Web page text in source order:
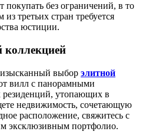
без ограничений, в то
третьих стран требуется
юстиции.
коллекцией
изысканный выбор элитной
вилл с панорамными
резиденций, утопающих в
недвижимость, сочетающую
расположение, свяжитесь с
эксклюзивным портфолио.